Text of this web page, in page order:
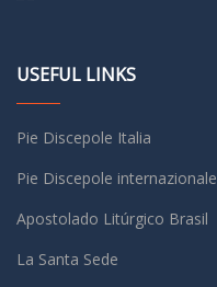
USEFUL LINKS
Pie Discepole Italia
Pie Discepole internazionale
Apostolado Litúrgico Brasil
La Santa Sede